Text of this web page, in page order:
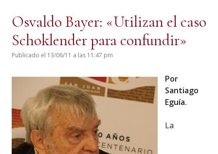
Osvaldo Bayer: «Utilizan el caso
Schoklender para confundir»
Publicado el 13/06/11 a las 11:47 pm
Por
Santiago
Eguía.
La